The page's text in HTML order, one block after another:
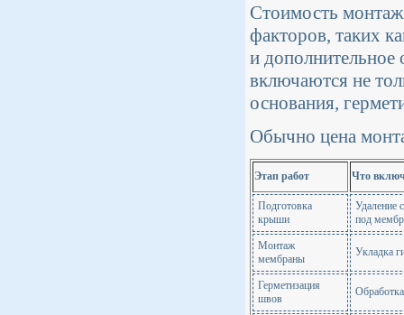
Стоимость
факторов, таких
и дополнительное
включаются не
основания,
Обычно цена
Этап работ Что
Подготовка
крыши
Удаление
под
Монтаж
мембраны
Укладка
Герметизация
швов